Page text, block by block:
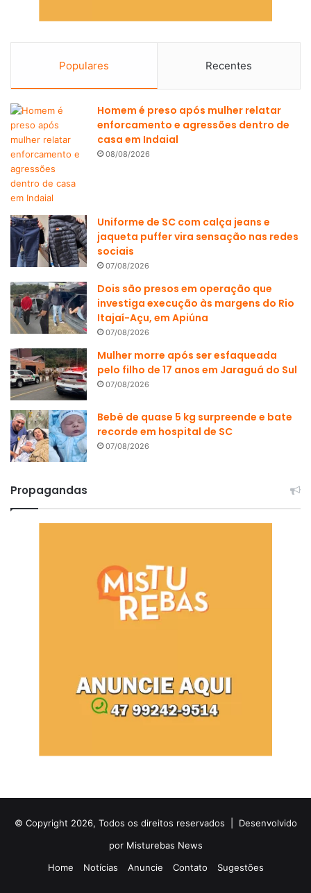
Populares Recentes
Homem é preso após mulher relatar
enforcamento e agressões dentro de
casa em Indaial
08/08/2026
Uniforme de SC com calça jeans e
jaqueta puffer vira sensação nas redes
sociais
07/08/2026
Dois são presos em operação que
investiga execução às margens do Rio
Itajaí-Açu, em Apiúna
07/08/2026
Mulher morre após ser esfaqueada
pelo filho de 17 anos em Jaraguá do Sul
07/08/2026
Bebê de quase 5 kg surpreende e bate
recorde em hospital de SC
07/08/2026
Propagandas
© Copyright 2026, Todos os direitos reservados | Desenvolvido
por Misturebas News
Home
Notícias Anuncie Contato Sugestões